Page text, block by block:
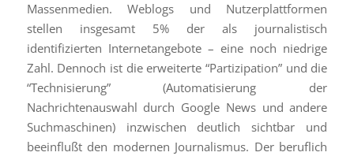
Massenmedien. Weblogs und Nutzerplattformen
stellen insgesamt 5% der als journalistisch
identifizierten Internetangebote – eine noch niedrige
Zahl. Dennoch ist die erweiterte “Partizipation” und die
“Technisierung” (Automatisierung der
Nachrichtenauswahl durch Google News und andere
Suchmaschinen) inzwischen deutlich sichtbar und
beeinflußt den modernen Journalismus. Der beruflich